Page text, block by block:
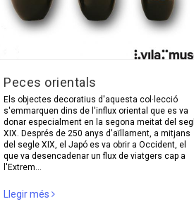
Peces orientals
Els objectes decoratius d'aquesta col·lecció
s'emmarquen dins de l'influx oriental que es va
donar especialment en la segona meitat del
XIX. Després de 250 anys d'aïllament, a mitjans
del segle XIX, el Japó es va obrir a Occident, el
que va desencadenar un flux de viatgers cap a
l'Extrem…
Llegir més